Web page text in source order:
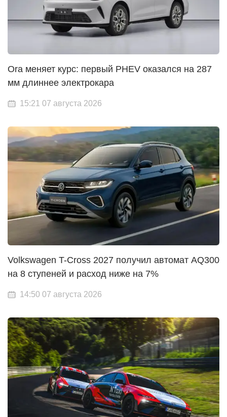
Ora меняет курс: первый PHEV оказался на 287
мм длиннее электрокара
15:21 07 августа 2026
Volkswagen T-Cross 2027 получил автомат AQ300
на 8 ступеней и расход ниже на 7%
14:50 07 августа 2026